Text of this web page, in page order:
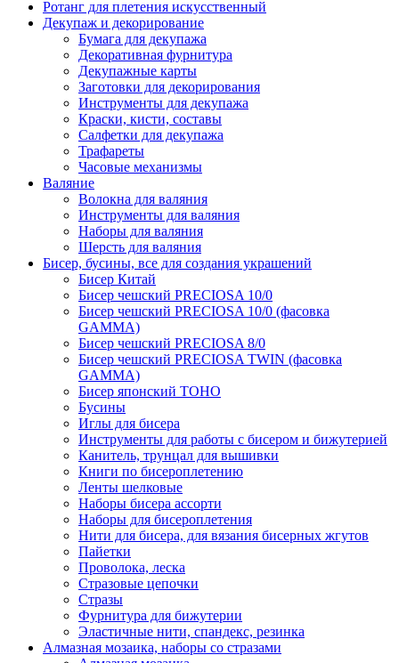
Ротанг для плетения искусственный
Декупаж и декорирование
Бумага для декупажа
Декоративная фурнитура
Декупажные карты
Заготовки для декорирования
Инструменты для декупажа
Краски, кисти, составы
Салфетки для декупажа
Трафареты
Часовые механизмы
Валяние
Волокна для валяния
Инструменты для валяния
Наборы для валяния
Шерсть для валяния
Бисер, бусины, все для создания украшений
Бисер Китай
Бисер чешский PRECIOSA 10/0
Бисер чешский PRECIOSA 10/0 (фасовка
GAMMA)
Бисер чешский PRECIOSA 8/0
Бисер чешский PRECIOSA TWIN (фасовка
GAMMA)
Бисер японский TOHO
Бусины
Иглы для бисера
Инструменты для работы с бисером и бижутерией
Канитель, трунцал для вышивки
Книги по бисероплетению
Ленты шелковые
Наборы бисера ассорти
Наборы для бисероплетения
Нити для бисера, для вязания бисерных жгутов
Пайетки
Проволока, леска
Стразовые цепочки
Стразы
Фурнитура для бижутерии
Эластичные нити, спандекс, резинка
Алмазная мозаика, наборы со стразами